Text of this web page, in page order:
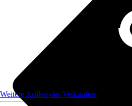
Weitere Artikel des Verkäufers